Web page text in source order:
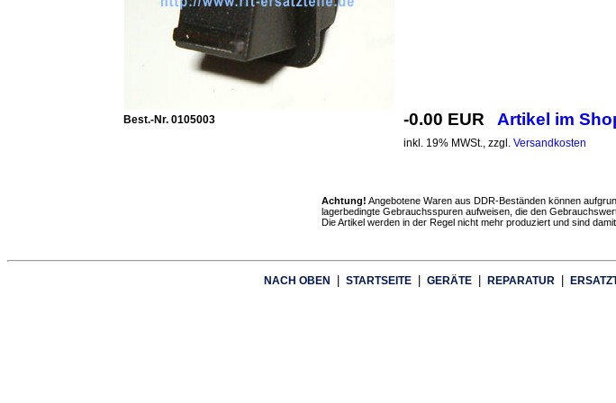
Best.-Nr. 0105003 -0.00 EUR Artikel im
inkl. 19% MWSt., zzgl. Versandkosten
Achtung! Angebotene Waren aus DDR-Beständen können
lagerbedingte Gebrauchsspuren aufweisen, die den
Die Artikel werden in der Regel nicht mehr produziert und sind
NACH OBEN STARTSEITE GERÄTE REPARATUR